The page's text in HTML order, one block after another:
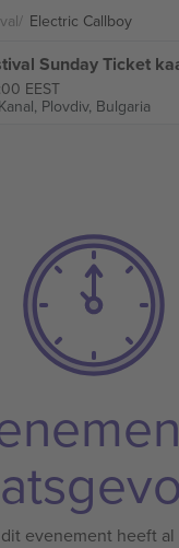
Electric Callboy
Sunday Ticket
EEST
Plovdiv, Bulgaria
evenement heeft